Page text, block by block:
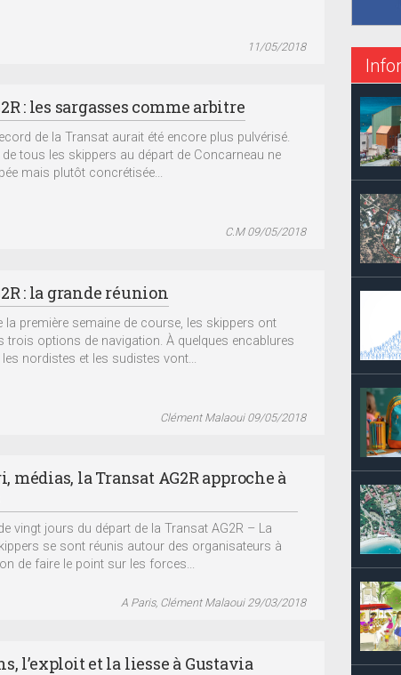
11/05/2018
: les sargasses comme arbitre
de la Transat aurait été encore plus pulvérisé.
tous les skippers au départ de Concarneau ne
mais plutôt concrétisée...
C.M 09/05/2018
: la grande réunion
la première semaine de course, les skippers ont
trois options de navigation. À quelques encablures
les nordistes et les sudistes vont...
Clément Malaoui 09/05/2018
médias, la Transat AG2R approche à
vingt jours du départ de la Transat AG2R – La
se sont réunis autour des organisateurs à
de faire le point sur les forces...
A Paris, Clément Malaoui 29/03/2018
l’exploit et la liesse à Gustavia